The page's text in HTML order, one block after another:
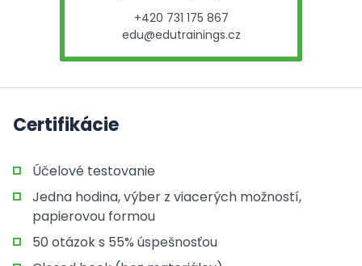
+420 731 175 867
edu@edutrainings.cz
Certifikácie
Účelové testovanie
Jedna hodina, výber z viacerých možností,
papierovou formou
50 otázok s 55% úspešnosťou